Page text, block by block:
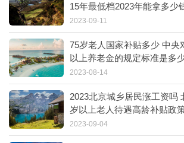
15年最低档2023年能拿多少
2023-09-11
75岁老人国家补贴多少 中央
以上养老金的规定标准是多
2023-08-14
​2023北京城乡居民涨工资吗
岁以上老人待遇高龄补贴政
2023-09-04